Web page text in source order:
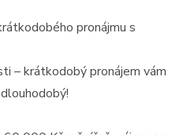
pronájmu s
– krátkodobý pronájem vám